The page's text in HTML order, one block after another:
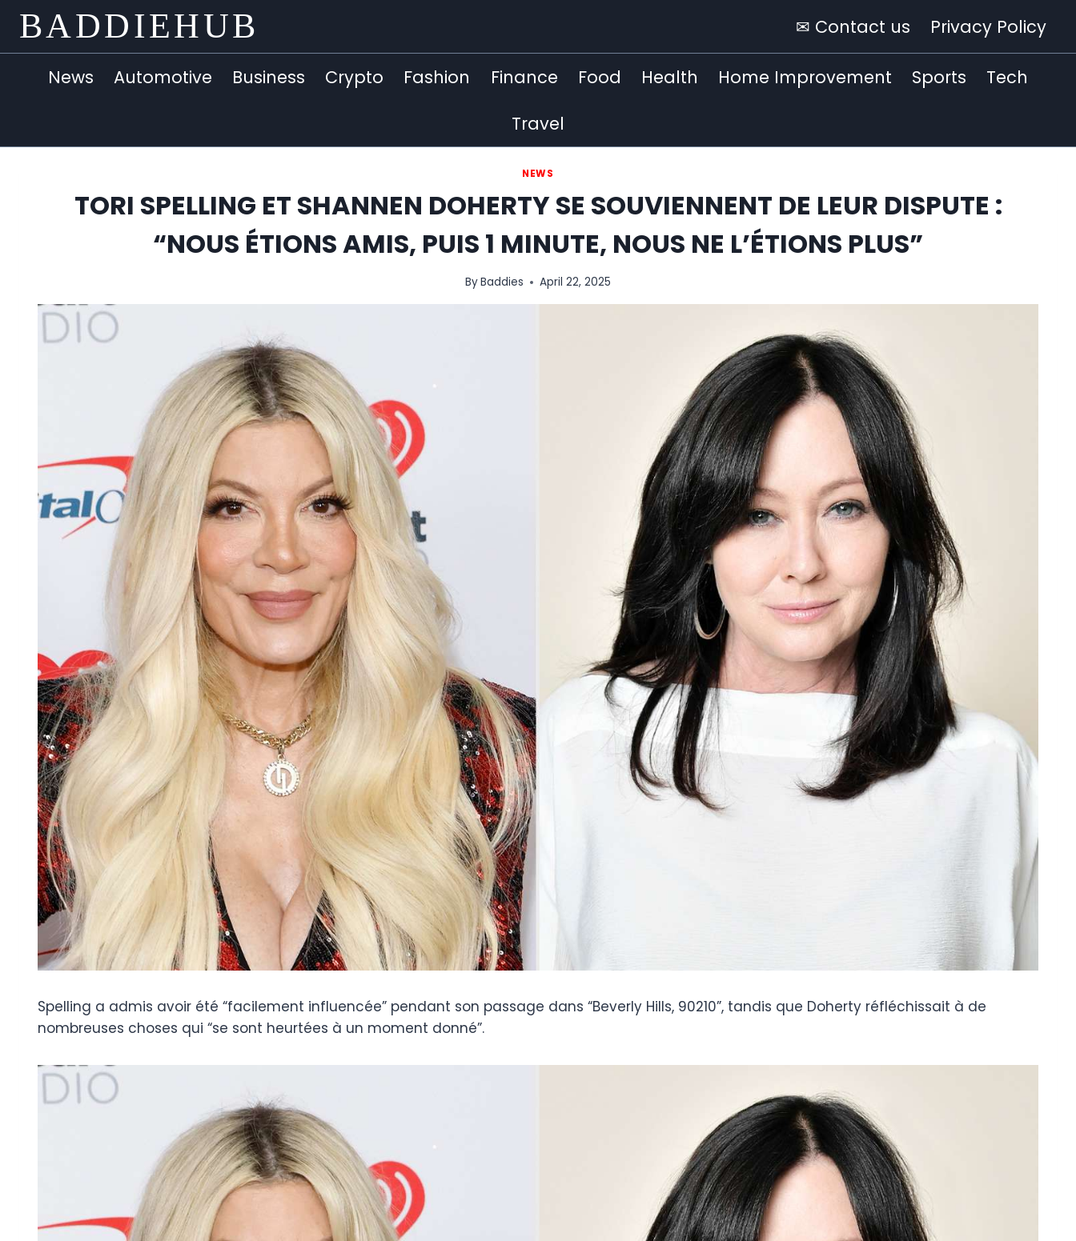
Skip
content
BADDIEHUB ✉ Contact us Privacy Policy
News Automotive Business Crypto Fashion Finance Food Health Home Improvement Sports Tech
Travel
NEWS
TORI SPELLING ET SHANNEN DOHERTY SE SOUVIENNENT DE LEUR DISPUTE :
“NOUS ÉTIONS AMIS, PUIS 1 MINUTE, NOUS NE L’ÉTIONS PLUS”
ByBaddies April 22, 2025
Spelling a admis avoir été “facilement influencée” pendant son passage dans “Beverly Hills, 90210”, tandis que Doherty réfléchissait à de
nombreuses choses qui “se sont heurtées à un moment donné”.